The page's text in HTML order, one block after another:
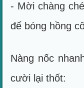
- Mời chàng
để bóng hồng
Nàng nốc
cười lại thốt: